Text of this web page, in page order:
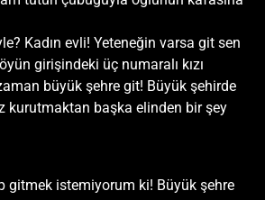
Kadın evli! Yeteneğin varsa git sen
girişindeki üç numaralı kızı
büyük şehre git! Büyük şehirde
kurutmaktan başka elinden bir şey
gitmek istemiyorum ki! Büyük şehre